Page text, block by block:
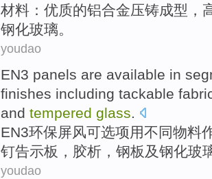
材料 ： 优质的铝合金压铸成型 ，
钢化玻璃。
youdao
EN3 panels are available in
finishes including tackable
and tempered glass.
EN3环保屏风可选项用不同物料
钉告示板 ，胶析， 钢板及钢化玻
youdao